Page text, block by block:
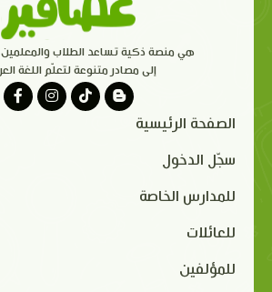
هي منصة ذكية تساعد الطلاب والمعلمين
إلى مصادر متنوعة لتعلّم اللغة
الصفحة الرئيسية
سجّل الدخول
للمدارس الخاصة
للعائلات
للمؤلفين